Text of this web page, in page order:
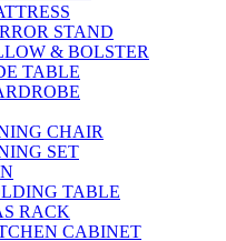
STAND
& BOLSTER
TABLE
CHAIR
SET
TABLE
RACK
CABINET